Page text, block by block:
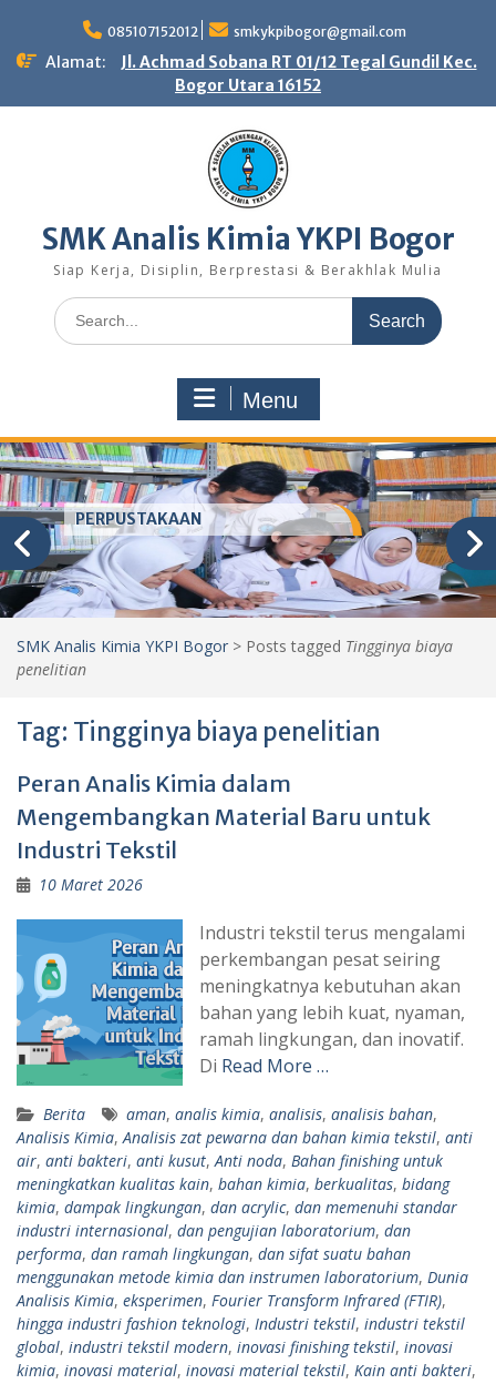
content
085107152012 smkykpibogor@gmail.com
Alamat:
Jl. Achmad Sobana RT 01/12 Tegal Gundil Kec.
Bogor Utara 16152
SMK Analis Kimia YKPI Bogor
Siap Kerja, Disiplin, Berprestasi & Berakhlak Mulia
Search
for:
Menu
PERPUSTAKAAN
SMK Analis Kimia YKPI Bogor > Posts tagged Tingginya biaya
penelitian
Tag: Tingginya biaya penelitian
Peran Analis Kimia dalam
Mengembangkan Material Baru untuk
Industri Tekstil
10 Maret 2026
Industri tekstil terus mengalami
perkembangan pesat seiring
meningkatnya kebutuhan akan
bahan yang lebih kuat, nyaman,
ramah lingkungan, dan inovatif.
Di Read More …
Berita aman, analis kimia, analisis, analisis bahan,
Analisis Kimia, Analisis zat pewarna dan bahan kimia tekstil, anti
air, anti bakteri, anti kusut, Anti noda, Bahan finishing untuk
meningkatkan kualitas kain, bahan kimia, berkualitas, bidang
kimia, dampak lingkungan, dan acrylic, dan memenuhi standar
industri internasional, dan pengujian laboratorium, dan
performa, dan ramah lingkungan, dan sifat suatu bahan
menggunakan metode kimia dan instrumen laboratorium, Dunia
Analisis Kimia, eksperimen, Fourier Transform Infrared (FTIR),
hingga industri fashion teknologi, Industri tekstil, industri tekstil
global, industri tekstil modern, inovasi finishing tekstil, inovasi
kimia, inovasi material, inovasi material tekstil, Kain anti bakteri,